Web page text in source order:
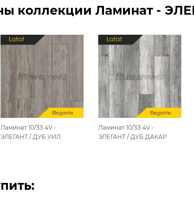
коллекции Ламинат -
Ламинат 10/33 4V -
ЭЛЕГАНТ / ДУБ УИЛ
Ламинат 10/33 4V -
ЭЛЕГАНТ / ДУБ ДАКАР